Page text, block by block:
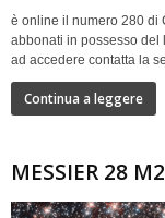
è online il numero 280 di
abbonati in possesso del
ad accedere contatta la
Continua a leggere
MESSIER 28